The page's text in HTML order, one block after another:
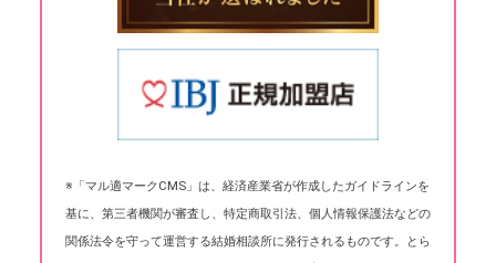
※「マル適マークCMS」は、経済産業省が作成したガイドラインを
基に、第三者機関が審査し、特定商取引法、個人情報保護法などの
関係法令を守って運営する結婚相談所に発行されるものです。とら